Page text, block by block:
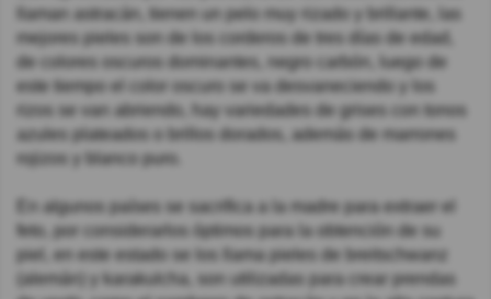
llaman astracán, tienen un pelo muy rizado y brillante, las
mejores pieles son de los corderos de tres días de edad,
de colores oscuros dominantes, negro carbón, luego de
este tiempo el color oscuro se va desvaneciendo y los
rizos se van abriendo, hay variedades de grises con tonos
azules plateados o brillos dorados, además de marrones
rojizos y blanco puro.
En algunos países se sacrifica a la madre para extraer el
feto, por considerarlos óptimos para la obtención de su
piel, en este estado se los llama pieles de breitschwanz
(alemán) y karakulcha, son utilizadas para crear prendas